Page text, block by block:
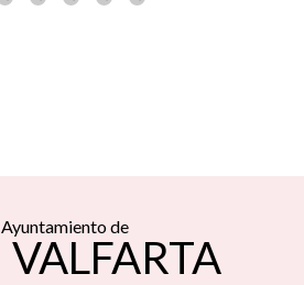
Ayuntamiento de
VALFARTA